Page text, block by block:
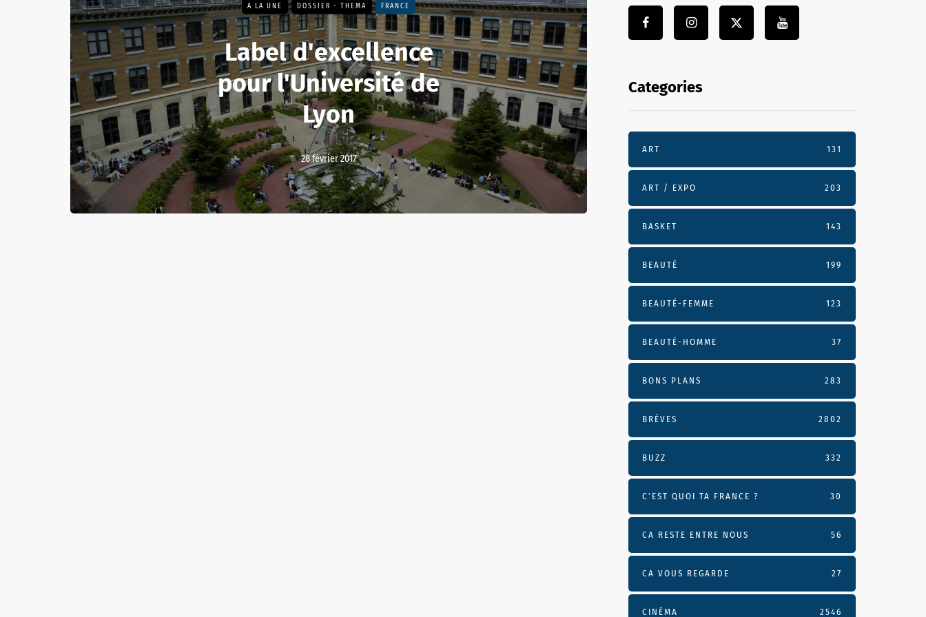
A LA UNE DOSSIER - THEMA FRANCE
Label d'excellence
pour l'Université de
Lyon
28 février 2017
Categories
ART 131
ART / EXPO 203
BASKET 143
BEAUTÉ 199
BEAUTÉ-FEMME 123
BEAUTÉ-HOMME 37
BONS PLANS 283
BRÈVES 2802
BUZZ 332
C'EST QUOI TA FRANCE ? 30
CA RESTE ENTRE NOUS 56
CA VOUS REGARDE 27
CINÉMA 2546